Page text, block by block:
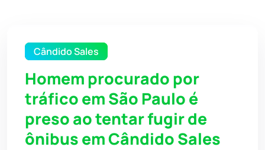
Cândido Sales
Homem procurado por
tráfico em São Paulo é
preso ao tentar fugir de
ônibus em Cândido Sales